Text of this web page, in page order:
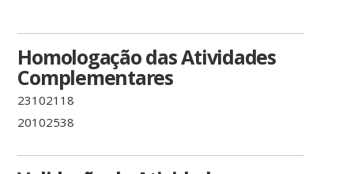
Homologação das Atividades
Complementares
23102118
20102538